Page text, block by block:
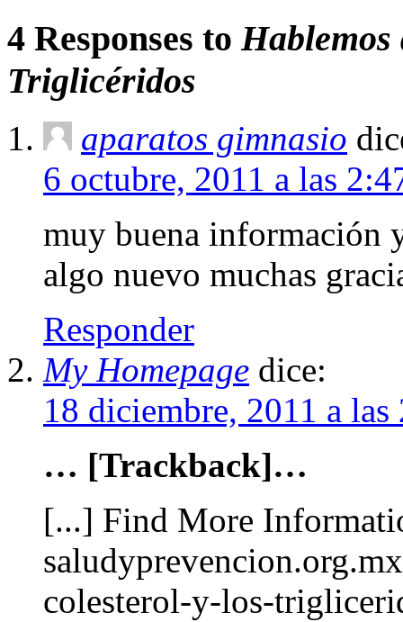
4 Responses to Hablemos
Triglicéridos
aparatos gimnasio
6 octubre, 2011 a las
muy buena información
algo nuevo muchas
Responder
My Homepage dice:
18 diciembre, 2011 a
… [Trackback]…
[...] Find More
colesterol-y-los-